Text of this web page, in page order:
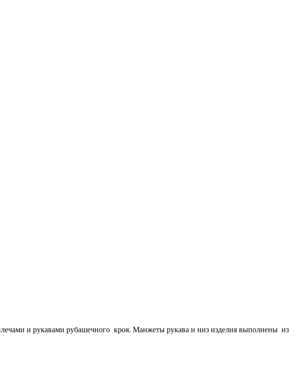
и рукавами рубашечного кроя. Манжеты рукава и низ изделия выполнены из